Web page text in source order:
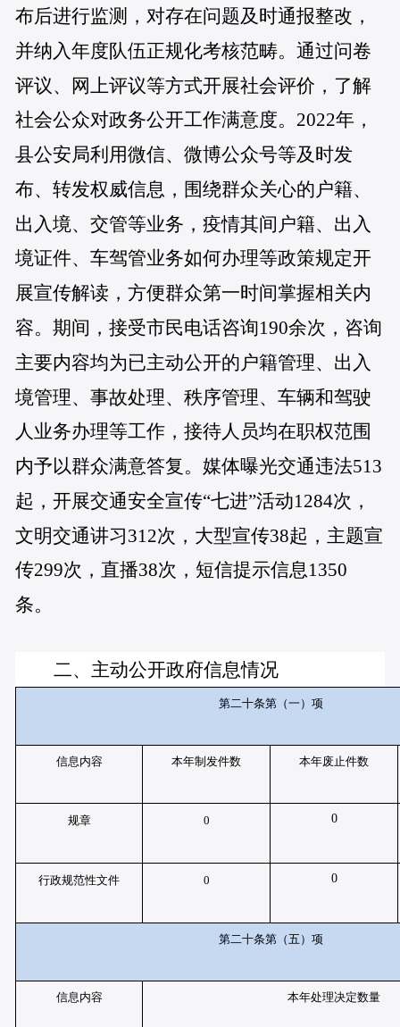
布后进行监测，对存在问题及时通报整改，
并纳入年度队伍正规化考核范畴。通过问卷
评议、网上评议等方式开展社会评价，了解
社会公众对政务公开工作满意度。2022年，
县公安局利用微信、微博公众号等及时发
布、转发权威信息，围绕群众关心的户籍、
出入境、交管等业务，疫情其间户籍、出入
境证件、车驾管业务如何办理等政策规定开
展宣传解读，方便群众第一时间掌握相关内
容。期间，接受市民电话咨询190余次，咨询
主要内容均为已主动公开的户籍管理、出入
境管理、事故处理、秩序管理、车辆和驾驶
人业务办理等工作，接待人员均在职权范围
内予以群众满意答复。媒体曝光交通违法513
起，开展交通安全宣传“七进”活动1284次，
文明交通讲习312次，大型宣传38起，主题宣
传299次，直播38次，短信提示信息1350
条。
二、主动公开政府信息情况
第二十条第（一）项
信息内容 本年制发件数 本年废止件数
规章 0 0
行政规范性文件 0 0
第二十条第（五）项
信息内容 本年处理决定数量